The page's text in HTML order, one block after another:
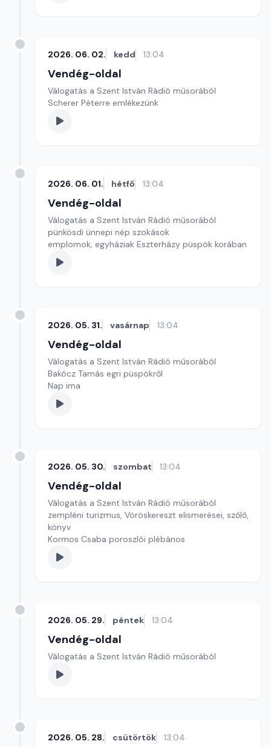
2026. 06. 02. kedd 13:04
Vendég-oldal
Válogatás a Szent István Rádió műsorából
Scherer Péterre emlékezünk
2026. 06. 01. hétfő 13:04
Vendég-oldal
Válogatás a Szent István Rádió műsorából
pünkösdi ünnepi nép szokások
emplomok, egyháziak Eszterházy püspök korában
2026. 05. 31. vasárnap 13:04
Vendég-oldal
Válogatás a Szent István Rádió műsorából
Bakócz Tamás egri püspökről
Nap ima
2026. 05. 30. szombat 13:04
Vendég-oldal
Válogatás a Szent István Rádió műsorából
zempléni turizmus, Vöröskereszt elismerései, szőlő,
könyv
Kormos Csaba poroszlói plébános
2026. 05. 29. péntek 13:04
Vendég-oldal
Válogatás a Szent István Rádió műsorából
2026. 05. 28. csütörtök 13:04